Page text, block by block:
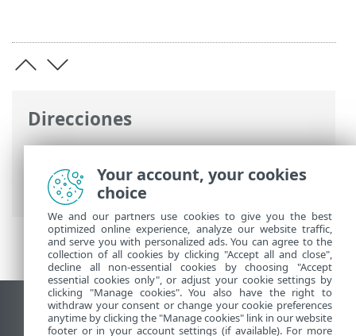
Direcciones
Ayuda en línea de ESET>ESET PROTECT
On-Prem
>Especificaciones>Sistemas
operativos compatibles
> macOS
Ver sitio para ordenador
Your account, your cookies
choice
We and our partners use cookies to give you the best
optimized online experience, analyze our website traffic,
and serve you with personalized ads. You can agree to the
collection of all cookies by clicking "Accept all and close",
decline all non-essential cookies by choosing "Accept
essential cookies only", or adjust your cookie settings by
clicking "Manage cookies". You also have the right to
withdraw your consent or change your cookie preferences
anytime by clicking the "Manage cookies" link in our website
footer or in your account settings (if available). For more